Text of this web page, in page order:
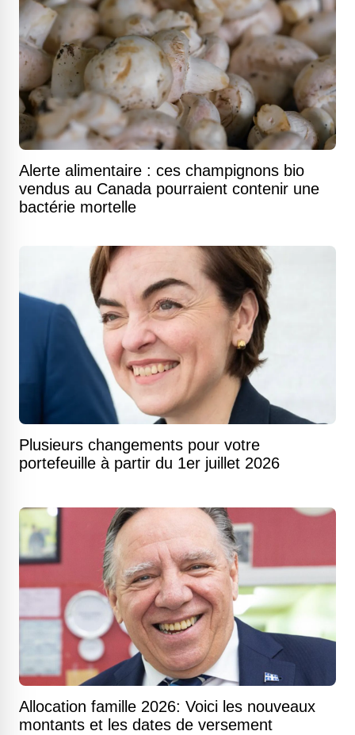
Alerte alimentaire : ces champignons bio
vendus au Canada pourraient contenir une
bactérie mortelle
Plusieurs changements pour votre
portefeuille à partir du 1er juillet 2026
Allocation famille 2026: Voici les nouveaux
montants et les dates de versement